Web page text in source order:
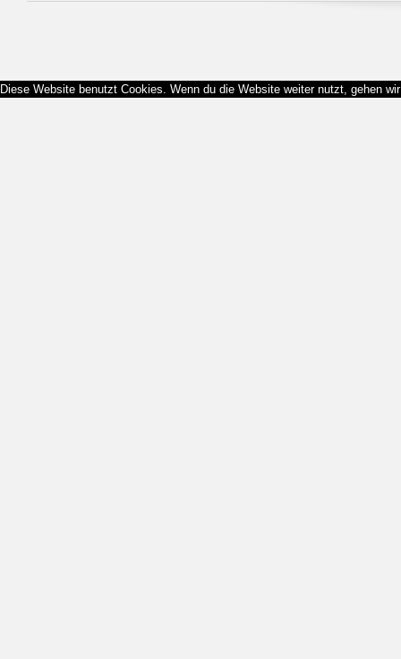
Diese Website benutzt Cookies. Wenn du die Website weiter nutzt, gehen